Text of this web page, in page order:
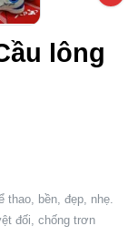
lông
thao, bền, đẹp, nhẹ.
đối, chống trơn